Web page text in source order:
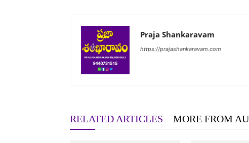
Praja Shankaravam
https://prajashankaravam.com
RELATED ARTICLES MORE FROM